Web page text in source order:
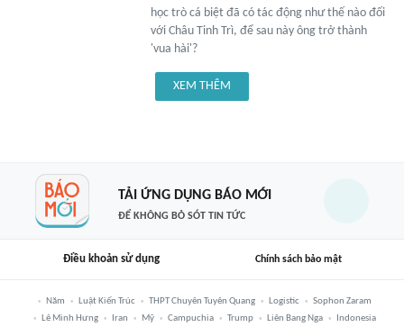
học trò cá biệt đã có tác động như thế nào đối
với Châu Tinh Trì, để sau này ông trở thành
'vua hài'?
XEM THÊM
TẢI ỨNG DỤNG BÁO MỚI
ĐỂ KHÔNG BỎ SÓT TIN TỨC
Điều khoản sử dụng Chính sách bảo mật
Năm Luật Kiến Trúc THPT Chuyên Tuyên Quang Logistic
Sophon Zaram
Lê Minh Hưng
Iran Mỹ Campuchia Trump Liên Bang Nga Indonesia